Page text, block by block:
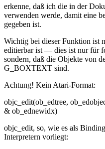
erkenne, daß ich die in der
verwenden werde, damit eine
gegeben ist.
Wichtig bei dieser Funktion ist
editierbar ist — dies ist nur für
sondern, daß die Objekte von
G_BOXTEXT sind.
Achtung! Kein Atari-Format:
objc_edit(ob_edtree,
& ob_ednewidx)
objc_edit, so, wie es als
Interpretern vorliegt: